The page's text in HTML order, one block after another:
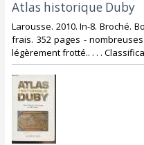
‎Atlas historique Duby‎
‎Larousse. 2010. In-8. Broché.
frais. 352 pages -
légèrement frotté.. . . .